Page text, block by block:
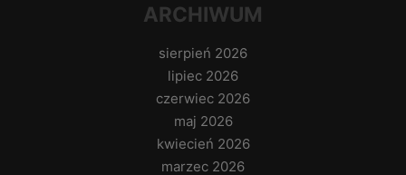
ARCHIWUM
sierpień 2026
lipiec 2026
czerwiec 2026
maj 2026
kwiecień 2026
marzec 2026